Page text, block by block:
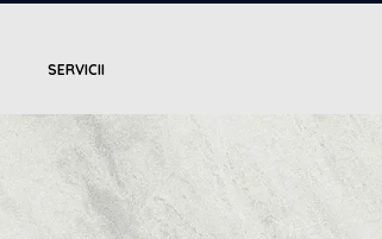
SERVICII